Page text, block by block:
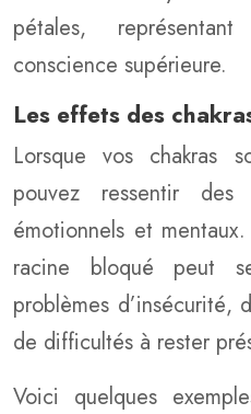
pétales,
conscience supérieure.
Les effets des
Lorsque vos chakras
pouvez ressentir des
émotionnels et
racine bloqué peut
problèmes d’insécurité,
de difficultés à rester
Voici quelques